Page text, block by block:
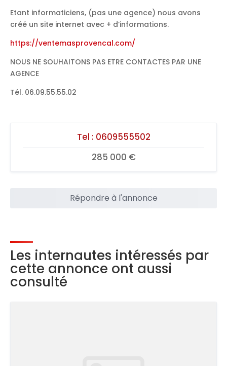
Etant informaticiens, (pas une agence) nous avons
créé un site internet avec + d’informations.
https://ventemasprovencal.com/
NOUS NE SOUHAITONS PAS ETRE CONTACTES PAR UNE
AGENCE
Tél. 06.09.55.55.02
Tel : 0609555502
285 000 €
Répondre à l'annonce
Les internautes intéressés par
cette annonce ont aussi
consulté